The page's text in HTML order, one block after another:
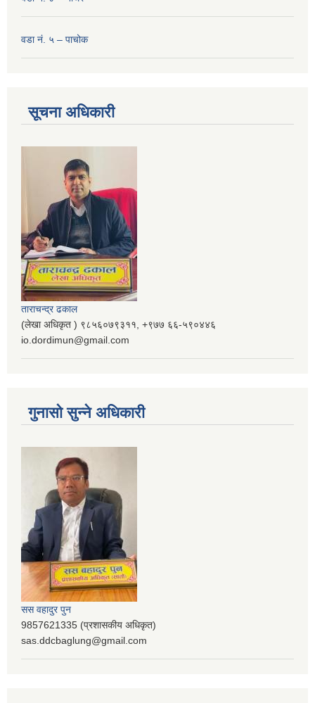
वडा नं. ५ – पाचोक
सूचना अधिकारी
ताराचन्द्र ढकाल
(लेखा अधिकृत ) ९८५६०७९३११, ‌‍‍+९७७ ६६-५९०४४६
io.dordimun@gmail.com
गुनासो सुन्ने अधिकारी
सस वहादुर पुन
9857621335 (प्रशासकीय अधिकृत)
sas.ddcbaglung@gmail.com